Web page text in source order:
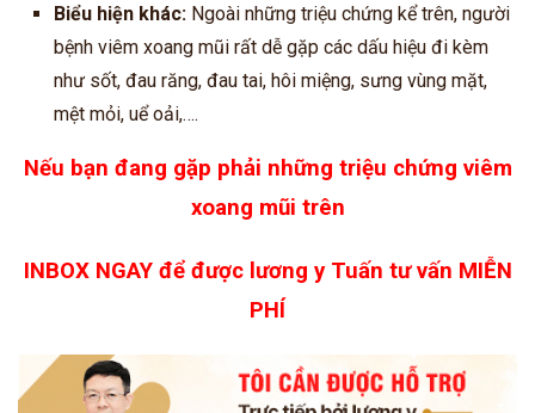
Biểu hiện khác: Ngoài những triệu chứng kể trên, người
bệnh viêm xoang mũi rất dễ gặp các dấu hiệu đi kèm
như sốt, đau răng, đau tai, hôi miệng, sưng vùng mặt,
mệt mỏi, uể oải,….
Nếu bạn đang gặp phải những triệu chứng viêm
xoang mũi trên
INBOX NGAY để được lương y Tuấn tư vấn MIỄN
PHÍ